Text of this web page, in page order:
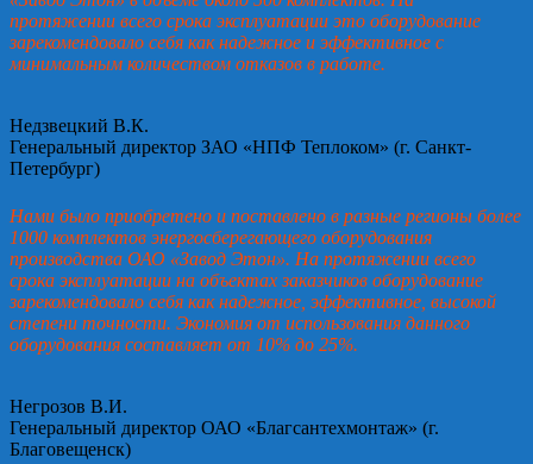
протяжении всего срока эксплуатации это оборудование
зарекомендовало себя как надежное и эффективное с
минимальным количеством отказов в работе.
Недзвецкий В.К.
Генеральный директор ЗАО «НПФ Теплоком» (г. Санкт-
Петербург)
Нами было приобретено и поставлено в разные регионы более
1000 комплектов энергосберегающего оборудования
производства ОАО «Завод Этон». На протяжении всего
срока эксплуатации на объектах заказчиков оборудование
зарекомендовало себя как надежное, эффективное, высокой
степени точности. Экономия от использования данного
оборудования составляет от 10% до 25%.
Негрозов В.И.
Генеральный директор ОАО «Благсантехмонтаж» (г.
Благовещенск)